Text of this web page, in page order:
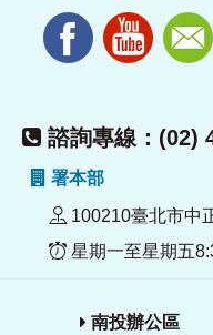
諮詢專線：(02)
署本部
100210臺北市中
星期一至星期五
南投辦公區